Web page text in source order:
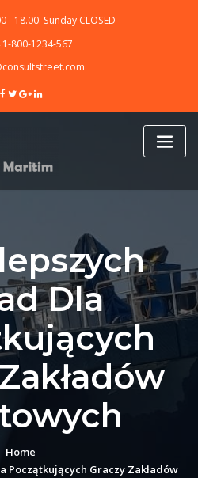
- 18.00. Sunday CLOSED
1-800-1234-567
Dla
Home
Początkujących Graczy Zakładów